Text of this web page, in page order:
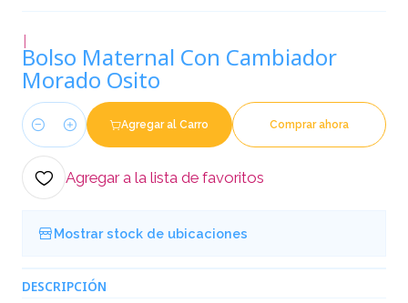
|
Bolso Maternal Con Cambiador
Morado Osito
Cantidad
Agregar al Carro Comprar ahora
Agregar a la lista de favoritos
Mostrar stock de ubicaciones
DESCRIPCIÓN